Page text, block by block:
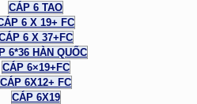
CÁP 6 TAO
6 X 19+ FC
6 X 37+FC
6*36 HÀN QUỐC
CÁP 6×19+FC
CÁP 6X12+ FC
CÁP 6X19